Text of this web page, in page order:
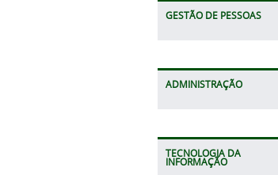
GESTÃO DE PESSOAS
ADMINISTRAÇÃO
TECNOLOGIA DA
INFORMAÇÃO